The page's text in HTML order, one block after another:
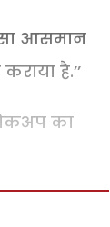
आसमान
है.’’
का